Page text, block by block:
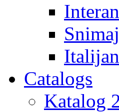
Catalogs
Katalog